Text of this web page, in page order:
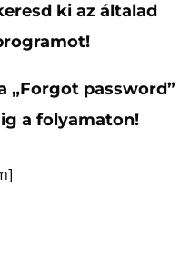
ki az általad
„Forgot password”
a folyamaton!